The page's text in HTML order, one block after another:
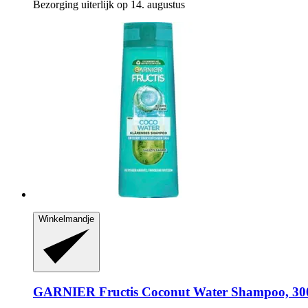
Bezorging uiterlijk op 14. augustus
Winkelmandje
GARNIER Fructis Coconut Water Shampoo,